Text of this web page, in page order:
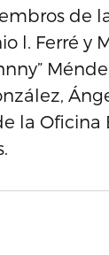
de
l. Ferré y
la Oficina